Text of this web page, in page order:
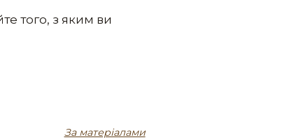
того, з яким ви
За матеріалами